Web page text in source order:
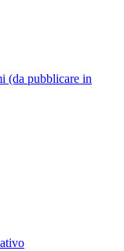
(da pubblicare in